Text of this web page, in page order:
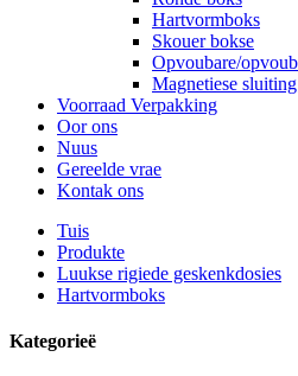
Hartvormboks
Skouer bokse
Opvoubare/
Magnetiese
Voorraad Verpakking
Oor ons
Nuus
Gereelde vrae
Kontak ons
Tuis
Produkte
Luukse rigiede geskenkdosies
Hartvormboks
Kategorieë